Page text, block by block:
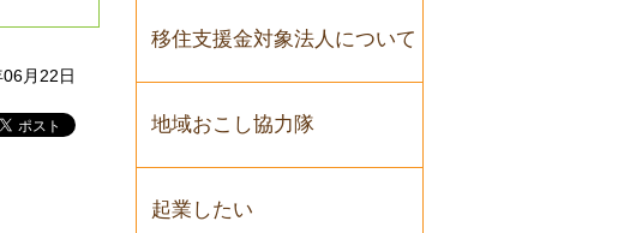
月22日
移住支援金対象法人について
地域おこし協力隊
起業したい